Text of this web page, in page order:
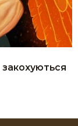
закохуються